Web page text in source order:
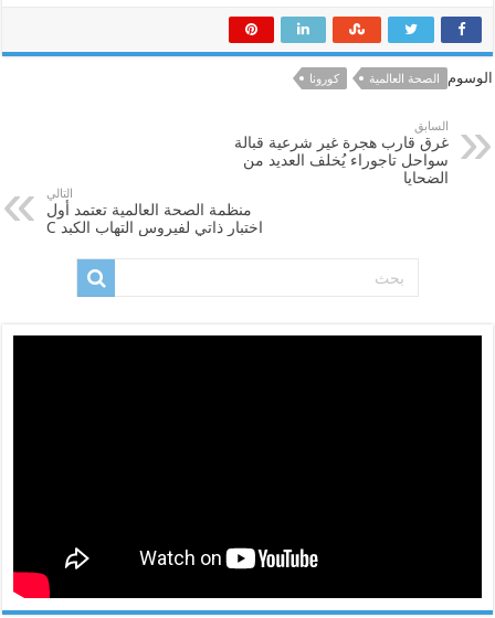
الوسوم الصحة‭ ‬العالمية‭ كورونا
السابق
غرق قارب هجرة غير شرعية قبالة
سواحل تاجوراء يُخلف العديد من
الضحايا
التالي
منظمة الصحة العالمية تعتمد أول
اختبار ذاتي لفيروس التهاب الكبد C